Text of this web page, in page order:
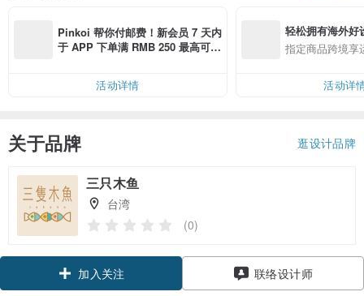
Pinkoi 帮你付邮费！新会员 7 天内
于 APP 下单满 RMB 250 最高可折
活动详情
轻松拥有海外好
指定商品跨境享
活动详
关于品牌 逛设计品牌
三只木鱼
台湾
(0)
加入关注 联络设计师